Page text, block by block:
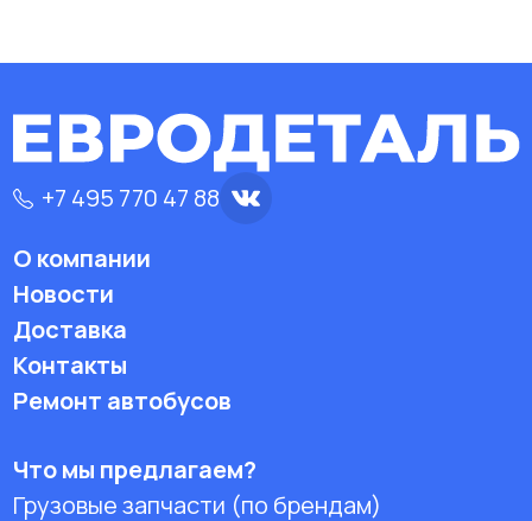
+7 495 770 47 88
О компании
Новости
Доставка
Контакты
Ремонт автобусов
Что мы предлагаем?
Грузовые запчасти (по брендам)